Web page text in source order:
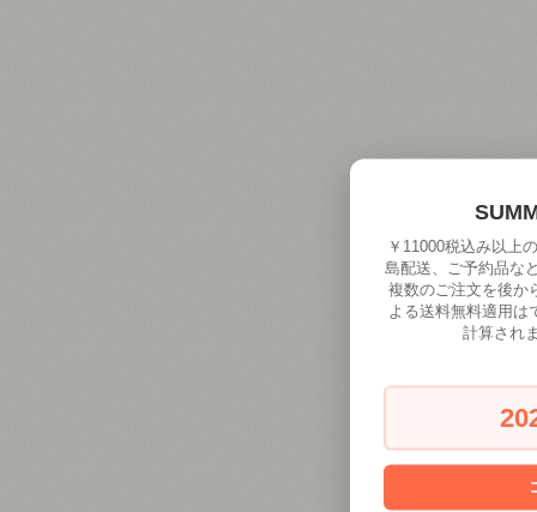
￥11000税込み以上
島配送、ご予約品な
複数のご注文を後か
よる送料無料適用は
計算され